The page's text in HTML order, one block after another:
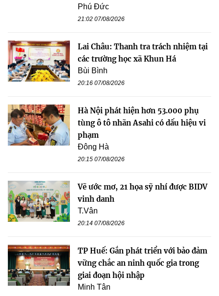
Phú Đức
21:02 07/08/2026
Lai Châu: Thanh tra trách nhiệm tại
các trường học xã Khun Há
Bùi Bình
20:16 07/08/2026
Hà Nội phát hiện hơn 53.000 phụ
tùng ô tô nhãn Asahi có dấu hiệu vi
phạm
Đông Hà
20:15 07/08/2026
Vẽ ước mơ, 21 họa sỹ nhí được BIDV
vinh danh
T.Vân
20:14 07/08/2026
TP Huế: Gắn phát triển với bảo đảm
vững chắc an ninh quốc gia trong
giai đoạn hội nhập
Minh Tân